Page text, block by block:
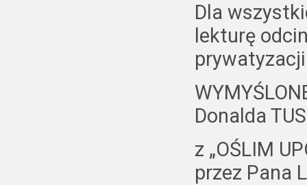
Dla
lekturę
prywatyzacji
Donalda
z „OŚLIM
przez Pana